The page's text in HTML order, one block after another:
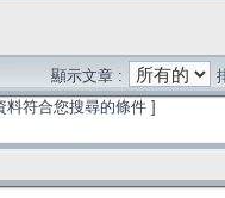
顯示文章 :
料符合您搜尋的條件 ]